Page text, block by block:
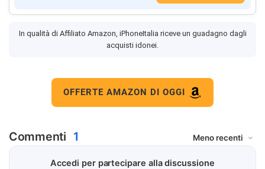
In qualità di Affiliato Amazon, iPhoneItalia riceve un guadagno dagli
acquisti idonei.
OFFERTE AMAZON DI OGGI
Commenti 1
Accedi per partecipare alla discussione